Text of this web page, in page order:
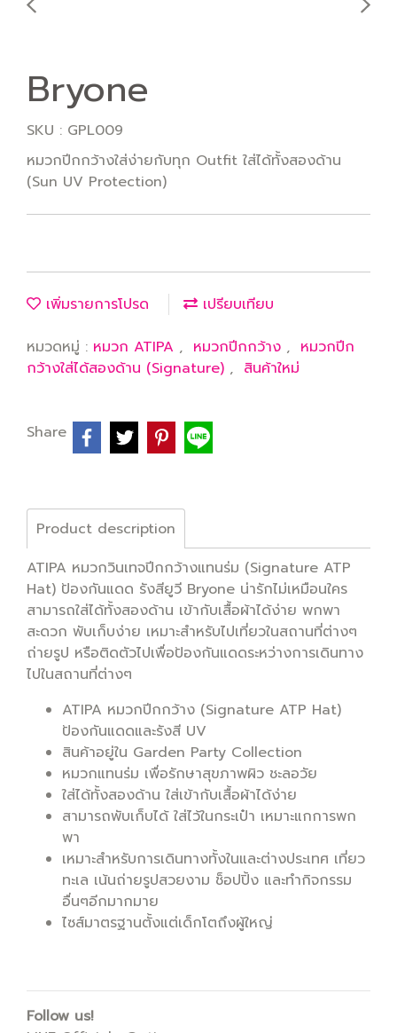
Bryone
SKU : GPL009
หมวกปีกกว้างใส่ง่ายกับทุก Outfit ใส่ได้ทั้งสองด้าน
(Sun UV Protection)
เพิ่มรายการโปรด
เปรียบเทียบ
หมวดหมู่ : หมวก ATIPA , หมวกปีกกว้าง , หมวกปีก
กว้างใส่ได้สองด้าน (Signature) , สินค้าใหม่
Share
Product description
ATIPA หมวกวินเทจปีกกว้างแทนร่ม (Signature ATP
Hat) ป้องกันแดด รังสียูวี Bryone น่ารักไม่เหมือนใคร
สามารถใส่ได้ทั้งสองด้าน เข้ากับเสื้อผ้าได้ง่าย พกพา
สะดวก พับเก็บง่าย เหมาะสำหรับไปเที่ยวในสถานที่ต่างๆ
ถ่ายรูป หรือติดตัวไปเพื่อป้องกันแดดระหว่างการเดินทาง
ไปในสถานที่ต่างๆ
ATIPA หมวกปีกกว้าง (Signature ATP Hat)
ป้องกันแดดและรังสี UV
สินค้าอยู่ใน Garden Party Collection
หมวกแทนร่ม เพื่อรักษาสุขภาพผิว ชะลอวัย
ใส่ได้ทั้งสองด้าน ใส่เข้ากับเสื้อผ้าได้ง่าย
สามารถพับเก็บได้ ใส่ไว้ในกระเป๋า เหมาะแกการพก
พา
เหมาะสำหรับการเดินทางทั้งในและต่างประเทศ เที่ยว
ทะเล เน้นถ่ายรูปสวยงาม ช็อปปิ้ง และทำกิจกรรม
อื่นๆอีกมากมาย
ไซส์มาตรฐานตั้งแต่เด็กโตถึงผู้ใหญ่
Follow us!